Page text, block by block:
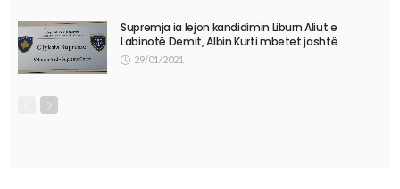
Supremja ia lejon kandidimin Liburn Aliut e
Labinotë Demit, Albin Kurti mbetet jashtë
29/01/2021